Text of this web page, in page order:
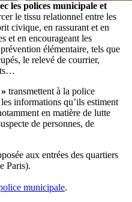
les polices municipale et
le tissu relationnel entre les
civique, en rassurant et en
et en encourageant les
élémentaire, tels que
le relevé de courrier,
transmettent à la police
informations qu’ils estiment
en matière de lutte
de personnes, de
aux entrées des quartiers
Paris).
municipale.